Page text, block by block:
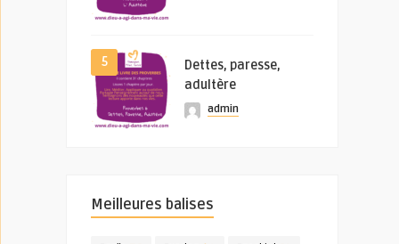
5
Dettes, paresse,
adultère
admin
Meilleures balises